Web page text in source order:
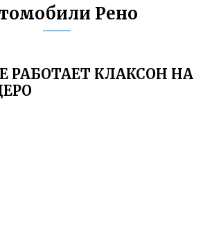
Рено
РАБОТАЕТ КЛАКСОН НА